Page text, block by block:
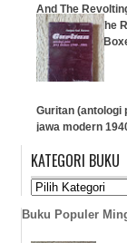
And The
Revenge of The
Active Robo-
…
Guritan (antologi
jawa modern
…
KATEGORI BUKU
Buku Populer